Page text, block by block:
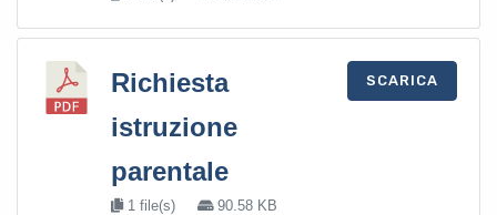
Richiesta
istruzione
parentale
1 file(s) 90.58 KB
SCARICA